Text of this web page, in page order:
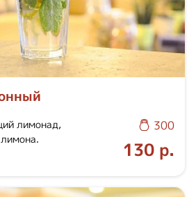
лимонад,
300
130 р.